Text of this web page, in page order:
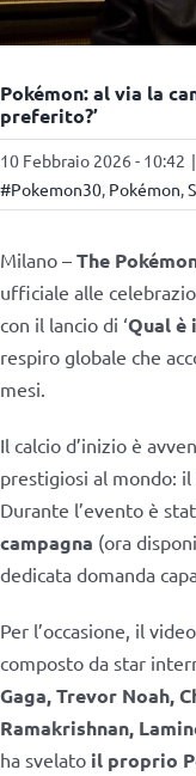
Pokémon: al via la
preferito?’
10 Febbraio 2026 - 10:42 |
#Pokemon30, Pokémon,
Milano – The
ufficiale alle
con il lancio di ‘Qual è
respiro globale che
mesi.
Il calcio d’inizio è
prestigiosi al mondo: il
Durante l’evento è
campagna (ora
dedicata domanda
Per l’occasione, il
composto da star
Gaga, Trevor Noah,
Ramakrishnan,
ha svelato il proprio